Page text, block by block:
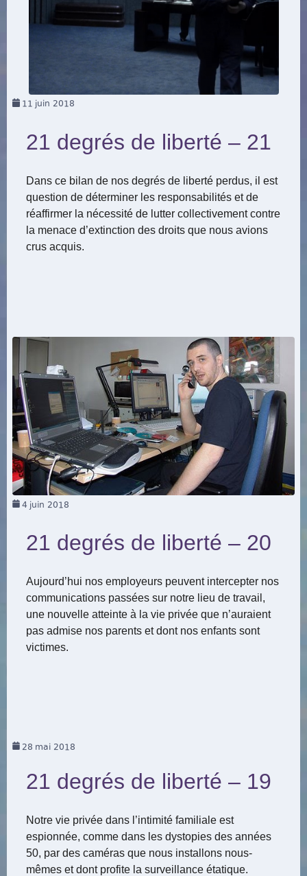
11 juin 2018
21 degrés de liberté – 21
Dans ce bilan de nos degrés de liberté perdus, il est
question de déterminer les responsabilités et de
réaffirmer la nécessité de lutter collectivement contre
la menace d’extinction des droits que nous avions
crus acquis.
4 juin 2018
21 degrés de liberté – 20
Aujourd’hui nos employeurs peuvent intercepter nos
communications passées sur notre lieu de travail,
une nouvelle atteinte à la vie privée que n’auraient
pas admise nos parents et dont nos enfants sont
victimes.
28 mai 2018
21 degrés de liberté – 19
Notre vie privée dans l’intimité familiale est
espionnée, comme dans les dystopies des années
50, par des caméras que nous installons nous-
mêmes et dont profite la surveillance étatique.